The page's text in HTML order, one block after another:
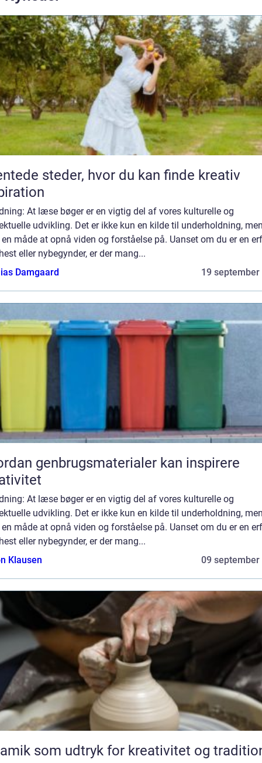
steder, hvor du kan finde kreativ
At læse bøger er en vigtig del af vores kulturelle og
udvikling. Det er ikke kun en kilde til underholdning,
måde at opnå viden og forståelse på. Uanset om du er en
eller nybegynder, er der mang...
Damgaard
19 september
genbrugsmaterialer kan inspirere
At læse bøger er en vigtig del af vores kulturelle og
udvikling. Det er ikke kun en kilde til underholdning,
måde at opnå viden og forståelse på. Uanset om du er en
eller nybegynder, er der mang...
Klausen
09 september
som udtryk for kreativitet og